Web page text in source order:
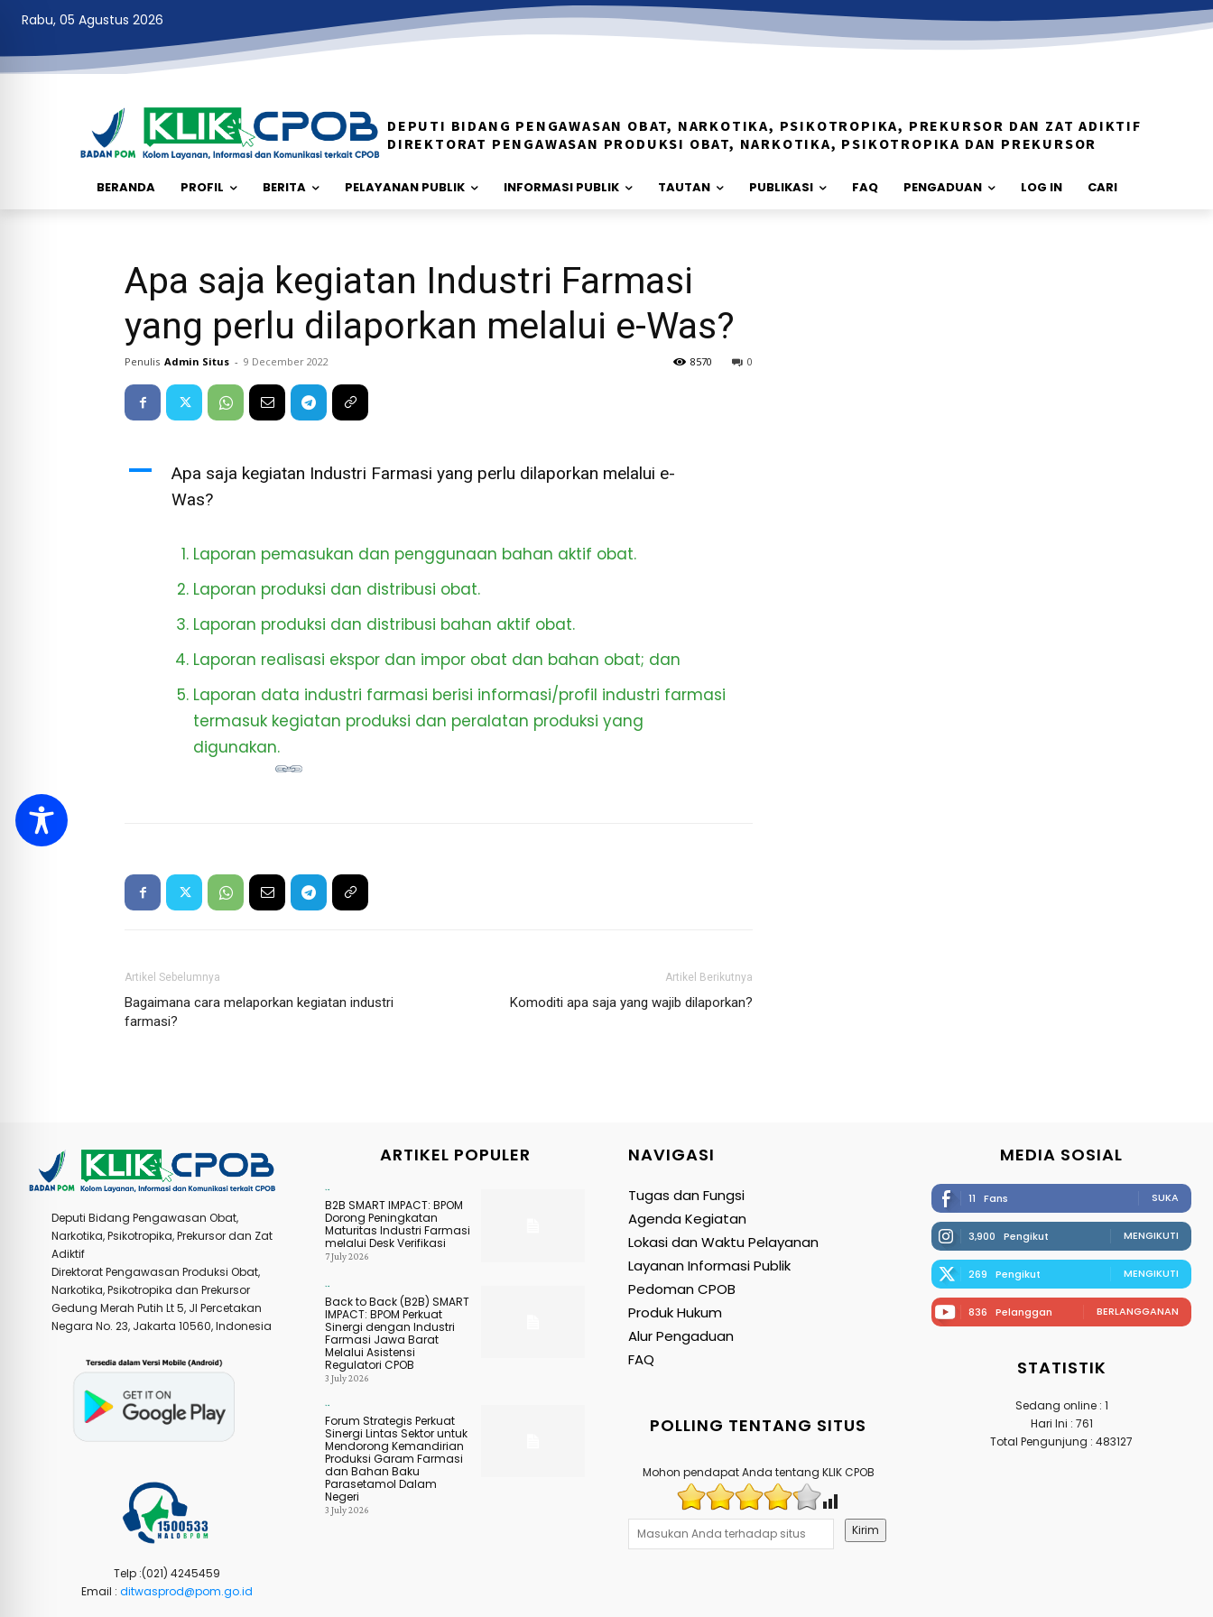
Rabu, 05 Agustus 2026
DEPUTI BIDANG PENGAWASAN OBAT, NARKOTIKA, PSIKOTROPIKA, PREKURSOR DAN ZAT ADIKTIF
DIREKTORAT PENGAWASAN PRODUKSI OBAT, NARKOTIKA, PSIKOTROPIKA DAN PREKURSOR
BERANDA PROFIL BERITA PELAYANAN PUBLIK INFORMASI PUBLIK TAUTAN PUBLIKASI FAQ PENGADUAN LOG IN CARI
Apa saja kegiatan Industri Farmasi
yang perlu dilaporkan melalui e-Was?
Penulis Admin Situs - 9 December 2022 0
8570
A
Apa saja kegiatan Industri Farmasi yang perlu dilaporkan melalui e-
Was?
Laporan pemasukan dan penggunaan bahan aktif obat.
Laporan produksi dan distribusi obat.
Laporan produksi dan distribusi bahan aktif obat.
Laporan realisasi ekspor dan impor obat dan bahan obat; dan
Laporan data industri farmasi berisi informasi/profil industri farmasi
termasuk kegiatan produksi dan peralatan produksi yang
digunakan.
Artikel Sebelumnya
Bagaimana cara melaporkan kegiatan industri
farmasi?
Artikel Berikutnya
Komoditi apa saja yang wajib dilaporkan?
Deputi Bidang Pengawasan Obat,
Narkotika, Psikotropika, Prekursor dan Zat
Adiktif
Direktorat Pengawasan Produksi Obat,
Narkotika, Psikotropika dan Prekursor
Gedung Merah Putih Lt 5, Jl Percetakan
Negara No. 23, Jakarta 10560, Indonesia
Telp :(021) 4245459
Email : ditwasprod@pom.go.id
ARTIKEL POPULER
B2B SMART IMPACT: BPOM
Dorong Peningkatan
Maturitas Industri Farmasi
melalui Desk Verifikasi
7 July 2026
Back to Back (B2B) SMART
IMPACT: BPOM Perkuat
Sinergi dengan Industri
Farmasi Jawa Barat
Melalui Asistensi
Regulatori CPOB
3 July 2026
Forum Strategis Perkuat
Sinergi Lintas Sektor untuk
Mendorong Kemandirian
Produksi Garam Farmasi
dan Bahan Baku
Parasetamol Dalam
Negeri
3 July 2026
NAVIGASI
Tugas dan Fungsi
Agenda Kegiatan
Lokasi dan Waktu Pelayanan
Layanan Informasi Publik
Pedoman CPOB
Produk Hukum
Alur Pengaduan
FAQ
POLLING TENTANG SITUS
Mohon pendapat Anda tentang KLIK CPOB
Kirim
MEDIA SOSIAL
11 Fans SUKA
3,900 Pengikut MENGIKUTI
269 Pengikut MENGIKUTI
836 Pelanggan BERLANGGANAN
STATISTIK
Sedang online : 1
Hari Ini : 761
Total Pengunjung : 483127